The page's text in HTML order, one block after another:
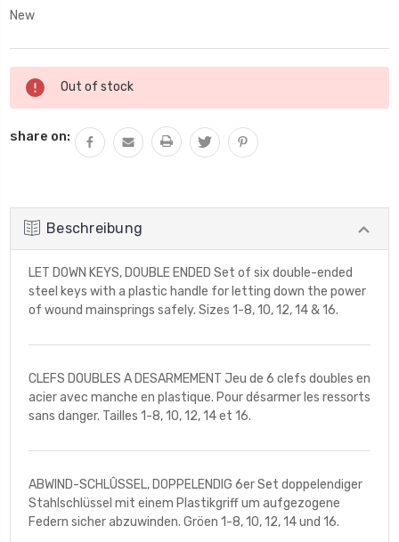
New
Aktueller
Lagerbestand:
Out of stock
share on:
Beschreibung
LET DOWN KEYS, DOUBLE ENDED Set of six double-ended
steel keys with a plastic handle for letting down the power
of wound mainsprings safely. Sizes 1-8, 10, 12, 14 & 16.
CLEFS DOUBLES A DESARMEMENT Jeu de 6 clefs doubles en
acier avec manche en plastique. Pour désarmer les ressorts
sans danger. Tailles 1-8, 10, 12, 14 et 16.
ABWIND-SCHLÛSSEL, DOPPELENDIG 6er Set doppelendiger
Stahlschlüssel mit einem Plastikgriff um aufgezogene
Federn sicher abzuwinden. Gröen 1-8, 10, 12, 14 und 16.